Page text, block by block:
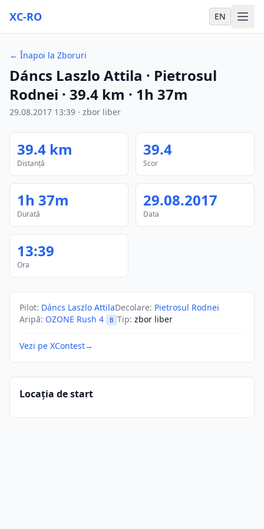
XC-RO EN
← Înapoi la Zboruri
Dáncs Laszlo Attila · Pietrosul
Rodnei · 39.4 km · 1h 37m
29.08.2017 13:39 · zbor liber
39.4 km
Distanță
39.4
Scor
1h 37m
Durată
29.08.2017
Data
13:39
Ora
Pilot: Dáncs Laszlo AttilaDecolare: Pietrosul Rodnei
Aripă: OZONE Rush 4 B Tip: zbor liber
Vezi pe XContest→
Locația de start